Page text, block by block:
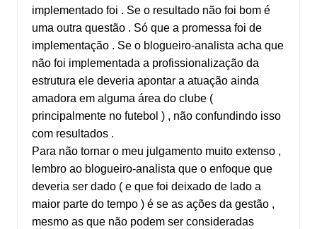
implementado foi . Se o resultado não foi bom é
uma outra questão . Só que a promessa foi de
implementação . Se o blogueiro-analista acha que
não foi implementada a profissionalização da
estrutura ele deveria apontar a atuação ainda
amadora em alguma área do clube (
principalmente no futebol ) , não confundindo isso
com resultados .
Para não tornar o meu julgamento muito extenso ,
lembro ao blogueiro-analista que o enfoque que
deveria ser dado ( e que foi deixado de lado a
maior parte do tempo ) é se as ações da gestão ,
mesmo as que não podem ser consideradas